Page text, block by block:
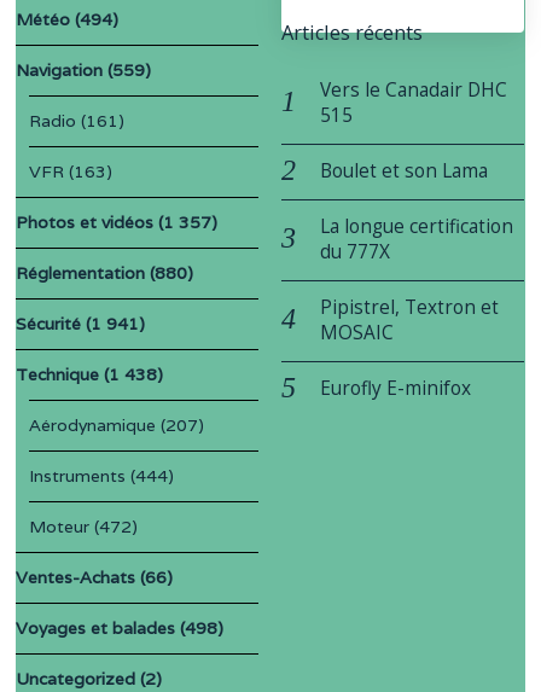
Météo (494)
Navigation (559)
Radio (161)
VFR (163)
Photos et vidéos (1 357)
Réglementation (880)
Sécurité (1 941)
Technique (1 438)
Aérodynamique (207)
Instruments (444)
Moteur (472)
Ventes-Achats (66)
Voyages et balades (498)
Uncategorized (2)
Articles récents
Vers le Canadair DHC
515
Boulet et son Lama
La longue certification
du 777X
Pipistrel, Textron et
MOSAIC
Eurofly E-minifox